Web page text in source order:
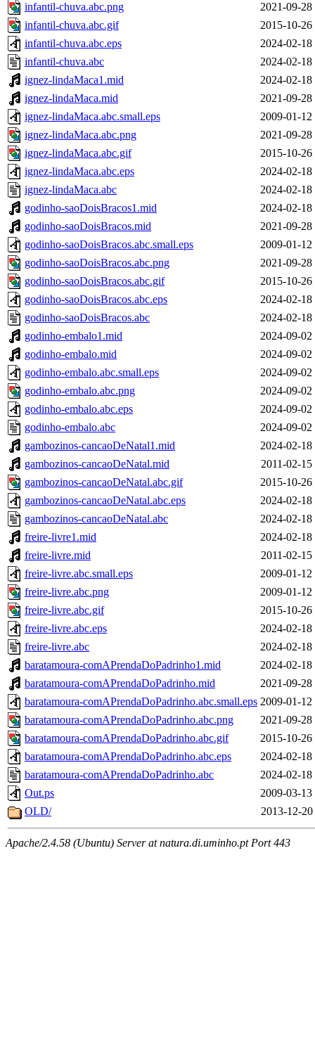
infantil-chuva.abc.png
2021-09-28
infantil-chuva.abc.gif
2015-10-26
infantil-chuva.abc.eps
2024-02-18
infantil-chuva.abc
2024-02-18
ignez-lindaMaca1.mid
2024-02-18
ignez-lindaMaca.mid
2021-09-28
ignez-lindaMaca.abc.small.eps
2009-01-12
ignez-lindaMaca.abc.png
2021-09-28
ignez-lindaMaca.abc.gif
2015-10-26
ignez-lindaMaca.abc.eps
2024-02-18
ignez-lindaMaca.abc
2024-02-18
godinho-saoDoisBracos1.mid
2024-02-18
godinho-saoDoisBracos.mid
2021-09-28
godinho-saoDoisBracos.abc.small.eps
2009-01-12
godinho-saoDoisBracos.abc.png
2021-09-28
godinho-saoDoisBracos.abc.gif
2015-10-26
godinho-saoDoisBracos.abc.eps
2024-02-18
godinho-saoDoisBracos.abc
2024-02-18
godinho-embalo1.mid
2024-09-02
godinho-embalo.mid
2024-09-02
godinho-embalo.abc.small.eps
2024-09-02
godinho-embalo.abc.png
2024-09-02
godinho-embalo.abc.eps
2024-09-02
godinho-embalo.abc
2024-09-02
gambozinos-cancaoDeNatal1.mid
2024-02-18
gambozinos-cancaoDeNatal.mid
2011-02-15
gambozinos-cancaoDeNatal.abc.gif
2015-10-26
gambozinos-cancaoDeNatal.abc.eps
2024-02-18
gambozinos-cancaoDeNatal.abc
2024-02-18
freire-livre1.mid
2024-02-18
freire-livre.mid
2011-02-15
freire-livre.abc.small.eps
2009-01-12
freire-livre.abc.png
2009-01-12
freire-livre.abc.gif
2015-10-26
freire-livre.abc.eps
2024-02-18
freire-livre.abc
2024-02-18
baratamoura-comAPrendaDoPadrinho1.mid
2024-02-18
baratamoura-comAPrendaDoPadrinho.mid
2021-09-28
baratamoura-comAPrendaDoPadrinho.abc.small.eps 2009-01-12
baratamoura-comAPrendaDoPadrinho.abc.png
2021-09-28
baratamoura-comAPrendaDoPadrinho.abc.gif
2015-10-26
baratamoura-comAPrendaDoPadrinho.abc.eps
2024-02-18
baratamoura-comAPrendaDoPadrinho.abc
2024-02-18
Out.ps
2009-03-13
OLD/
2013-12-20
Apache/2.4.58 (Ubuntu) Server at natura.di.uminho.pt Port 443